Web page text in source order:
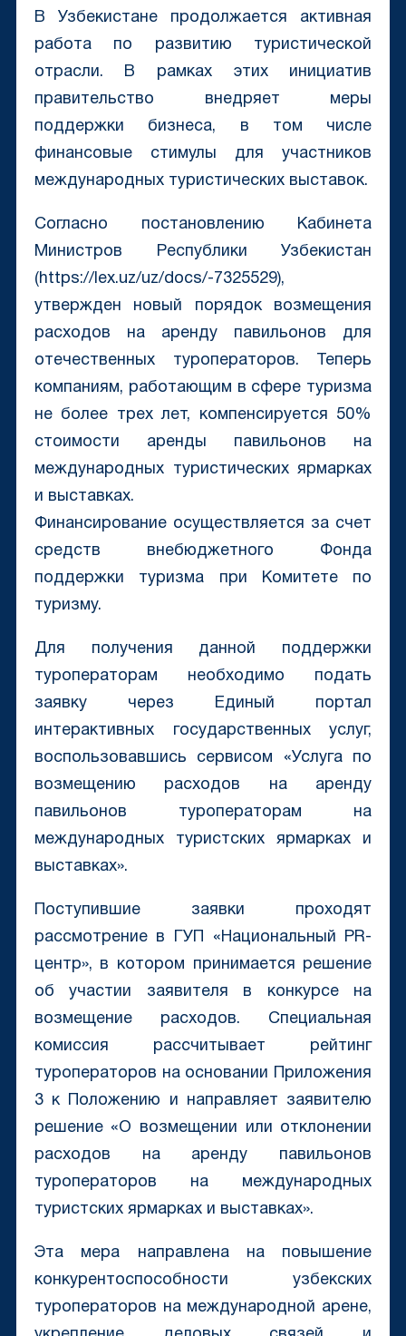
В Узбекистане продолжается активная
работа по развитию туристической
отрасли. В рамках этих инициатив
правительство внедряет меры
поддержки бизнеса, в том числе
финансовые стимулы для участников
международных туристических выставок.
Согласно постановлению Кабинета
Министров Республики Узбекистан
(https://lex.uz/uz/docs/-7325529),
утвержден новый порядок возмещения
расходов на аренду павильонов для
отечественных туроператоров. Теперь
компаниям, работающим в сфере туризма
не более трех лет, компенсируется 50%
стоимости аренды павильонов на
международных туристических ярмарках
и выставках.
Финансирование осуществляется за счет
средств внебюджетного Фонда
поддержки туризма при Комитете по
туризму.
Для получения данной поддержки
туроператорам необходимо подать
заявку через Единый портал
интерактивных государственных услуг,
воспользовавшись сервисом «Услуга по
возмещению расходов на аренду
павильонов туроператорам на
международных туристских ярмарках и
выставках».
Поступившие заявки проходят
рассмотрение в ГУП «Национальный PR-
центр», в котором принимается решение
об участии заявителя в конкурсе на
возмещение расходов. Специальная
комиссия рассчитывает рейтинг
туроператоров на основании Приложения
3 к Положению и направляет заявителю
решение «О возмещении или отклонении
расходов на аренду павильонов
туроператоров на международных
туристских ярмарках и выставках».
Эта мера направлена на повышение
конкурентоспособности узбекских
туроператоров на международной арене,